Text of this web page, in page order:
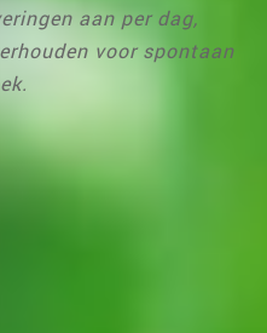
aan per dag,
voor spontaan